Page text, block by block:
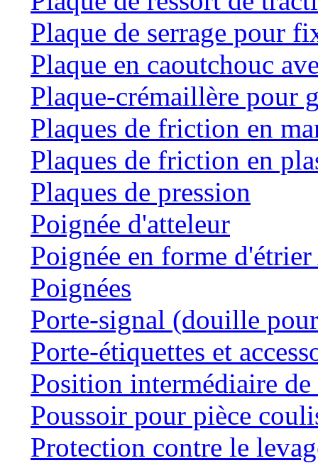
Plaque de serrage pour
Plaque en caoutchouc
Plaque-crémaillère pour
Plaques de friction en
Plaques de friction en
Plaques de pression
Poignée d'atteleur
Poignée en forme
Poignées
Porte-signal (douille
Porte-étiquettes et
Position intermédiaire
Poussoir pour pièce
Protection contre le